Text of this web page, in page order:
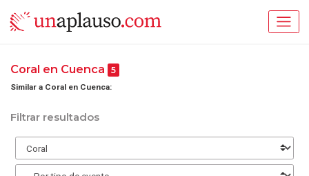
Coral en Cuenca 5
Similar a Coral en Cuenca:
Filtrar resultados